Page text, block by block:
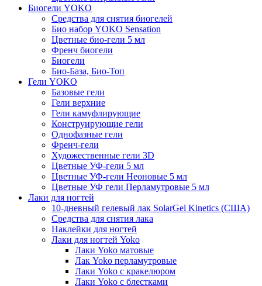
Биогели YOKO
Средства для снятия биогелей
Био набор YOKO Sensation
Цветные био-гели 5 мл
Френч биогели
Биогели
Био-База, Био-Топ
Гели YOKO
Базовые гели
Гели верхние
Гели камуфлирующие
Конструирующие гели
Однофазные гели
Френч-гели
Художественные гели 3D
Цветные УФ-гели 5 мл
Цветные УФ-гели Неоновые 5 мл
Цветные УФ гели Перламутровые 5 мл
Лаки для ногтей
10-дневный гелевый лак SolarGel Kinetics (США)
Средства для снятия лака
Наклейки для ногтей
Лаки для ногтей Yoko
Лаки Yoko матовые
Лак Yoko перламутровые
Лаки Yoko с кракелюром
Лаки Yoko с блестками